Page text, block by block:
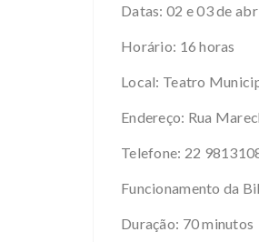
Datas: 02 e 03 de
Horário: 16 horas
Local: Teatro
Endereço: Rua
Telefone: 22
Funcionamento da
Duração: 70 minutos